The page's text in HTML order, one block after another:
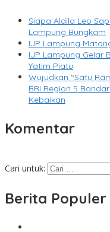
Siapa Aldila Leo
Lampung Bungkam
IJP Lampung
IJP Lampung Gelar
Yatim Piatu
Wujudkan “Satu
BRI Region 5
Kebaikan
Komentar
Cari untuk:
Berita Populer